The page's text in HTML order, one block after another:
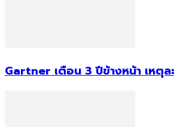
Gartner เตือน 3 ปีข้างหน้า เหตุ